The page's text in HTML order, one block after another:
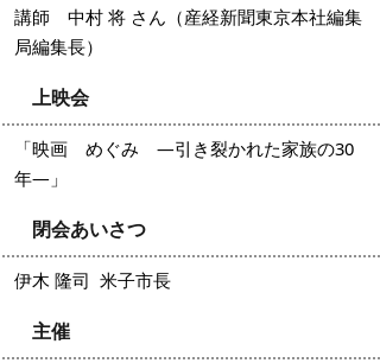
講師 中村 将 さん（産経新聞東京本社編集
局編集長）
上映会
「映画 めぐみ ―引き裂かれた家族の30
年―」
閉会あいさつ
伊木 隆司 米子市長
主催